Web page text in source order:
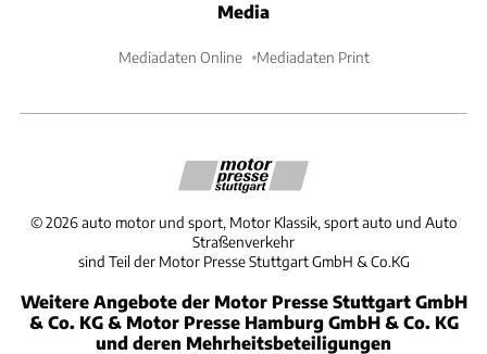
Media
Mediadaten Online Mediadaten Print
©2026 auto motor und sport, Motor Klassik, sport auto und Auto
Straßenverkehr
sind Teil der Motor Presse Stuttgart GmbH & Co.KG
Weitere Angebote der Motor Presse Stuttgart GmbH
& Co. KG & Motor Presse Hamburg GmbH & Co. KG
und deren Mehrheitsbeteiligungen